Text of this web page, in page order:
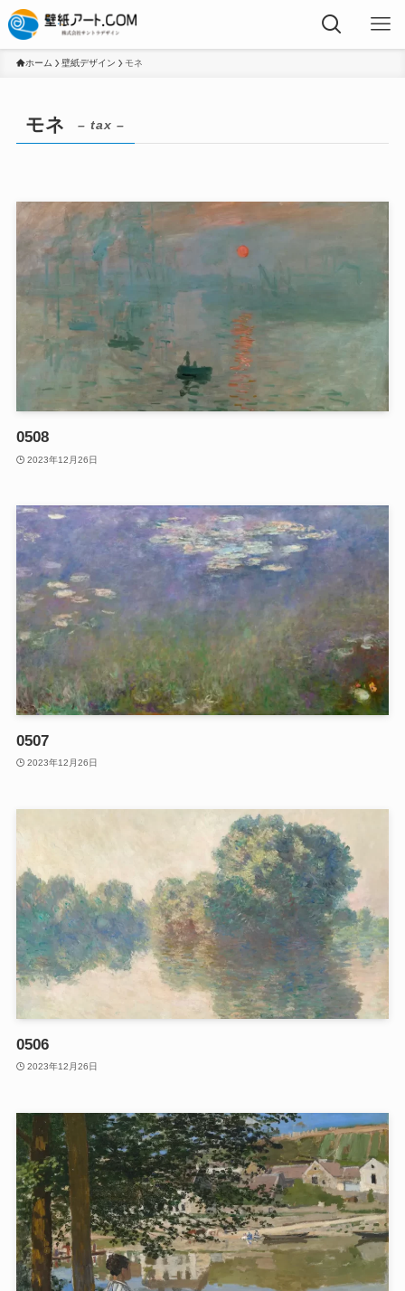
ホーム 壁紙デザイン モネ
モネ – tax –
0508
2023年12月26日
0507
2023年12月26日
0506
2023年12月26日